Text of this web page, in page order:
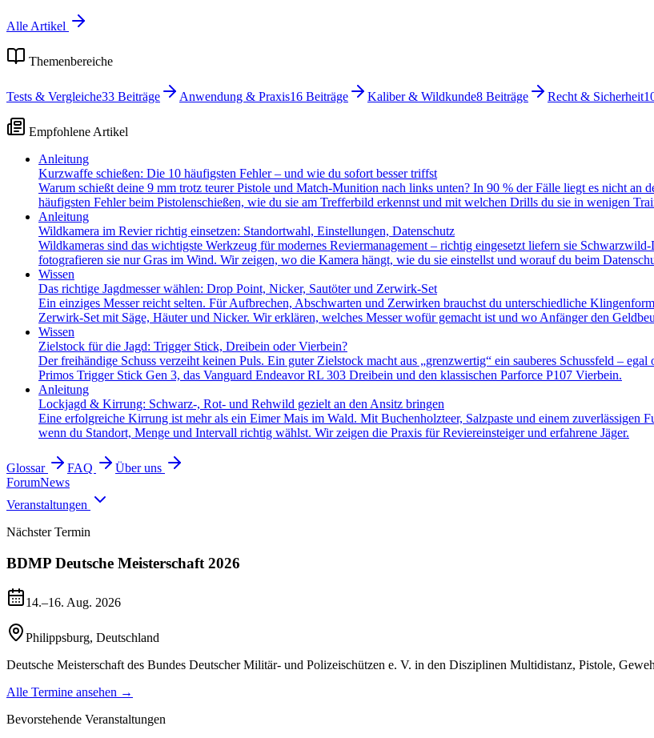
Alle Artikel
Themenbereiche
Tests & Vergleiche33 Beiträge Anwendung & Praxis16 Beiträge Kaliber & Wildkunde8 Beiträge Recht & Sicherheit
Empfohlene Artikel
Anleitung
Kurzwaffe schießen: Die 10 häufigsten Fehler – und wie du sofort besser triffst
Warum schießt deine 9 mm trotz teurer Pistole und Match-Munition nach links unten? In 90 % der Fälle liegt es nicht
häufigsten Fehler beim Pistolenschießen, wie du sie am Trefferbild erkennst und mit welchen Drills du sie in wenigen
Anleitung
Wildkamera im Revier richtig einsetzen: Standortwahl, Einstellungen, Datenschutz
Wildkameras sind das wichtigste Werkzeug für modernes Reviermanagement – richtig eingesetzt liefern sie
fotografieren sie nur Gras im Wind. Wir zeigen, wo die Kamera hängt, wie du sie einstellst und worauf du beim
Wissen
Das richtige Jagdmesser wählen: Drop Point, Nicker, Sautöter und Zerwirk-Set
Ein einziges Messer reicht selten. Für Aufbrechen, Abschwarten und Zerwirken brauchst du unterschiedliche
Zerwirk-Set mit Säge, Häuter und Nicker. Wir erklären, welches Messer wofür gemacht ist und wo Anfänger den
Wissen
Zielstock für die Jagd: Trigger Stick, Dreibein oder Vierbein?
Der freihändige Schuss verzeiht keinen Puls. Ein guter Zielstock macht aus „grenzwertig“ ein sauberes Schussfeld –
Primos Trigger Stick Gen 3, das Vanguard Endeavor RL 303 Dreibein und den klassischen Parforce P107 Vierbein.
Anleitung
Lockjagd & Kirrung: Schwarz-, Rot- und Rehwild gezielt an den Ansitz bringen
Eine erfolgreiche Kirrung ist mehr als ein Eimer Mais im Wald. Mit Buchenholzteer, Salzpaste und einem zuverlässigen
wenn du Standort, Menge und Intervall richtig wählst. Wir zeigen die Praxis für Reviereinsteiger und erfahrene Jäger.
Glossar FAQ
Über uns
ForumNews
Veranstaltungen
Nächster Termin
BDMP Deutsche Meisterschaft 2026
14.–16. Aug. 2026
Philippsburg, Deutschland
Deutsche Meisterschaft des Bundes Deutscher Militär- und Polizeischützen e. V. in den Disziplinen Multidistanz, Pistole,
Alle Termine ansehen →
Bevorstehende Veranstaltungen